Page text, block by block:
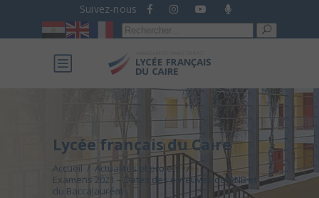
Suivez-nous
Recherche
pour :
Lycée français du Caire
Accueil / Actualités et projets
/
Examens 2021 – Dates des épreuves du DNB et
du Baccalauréat